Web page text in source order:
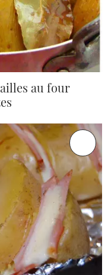
au four